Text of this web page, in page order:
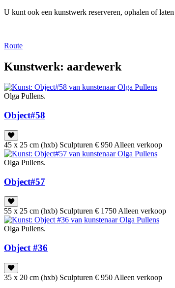
U kunt ook een kunstwerk reserveren, ophalen of
Route
Kunstwerk: aardewerk
Olga Pullens.
Object#58
45 x 25 cm (hxb) Sculpturen € 950 Alleen verkoop
Olga Pullens.
Object#57
55 x 25 cm (hxb) Sculpturen € 1750 Alleen verkoop
Olga Pullens.
Object #36
35 x 20 cm (hxb) Sculpturen € 950 Alleen verkoop